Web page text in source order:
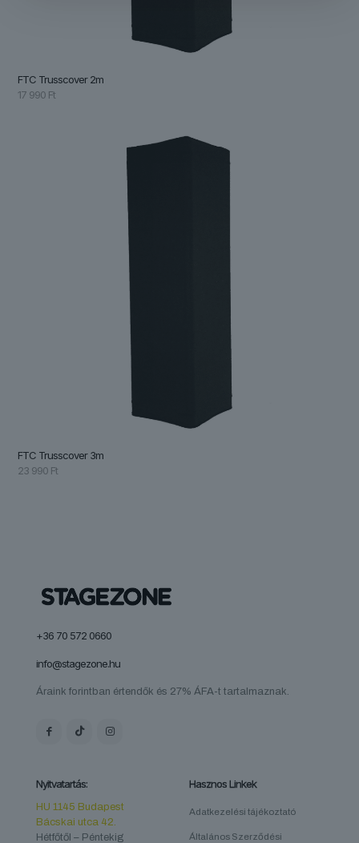
FTC Trusscover 2m
17 990 Ft
FTC Trusscover 3m
23 990 Ft
+36 70 572 0660
info@stagezone.hu
Áraink forintban értendők és 27% ÁFA-t tartalmaznak.
Nyitvatartás:
HU 1145 Budapest
Bácskai utca 42.
Hétfőtől – Péntekig
Hasznos Linkek
Adatkezelési tájékoztató
Általános Szerződési